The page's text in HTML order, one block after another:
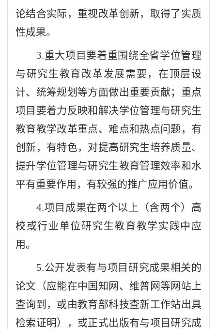
论结合实际，重视改革创新，取得了实质
性成果。
3.重大项目要着重围绕全省学位管理
与研究生教育改革发展需要，在顶层设
计、统筹规划等方面做出重要贡献；重点
项目要着力反映和解决学位管理与研究生
教育教学改革重点、难点和热点问题，有
创新，有特色，对提高研究生培养质量、
提升学位管理与研究生教育管理效率和水
平有重要作用，有较强的推广应用价值。
4.项目成果在两个以上（含两个）高
校或行业单位研究生教育教学实践中应
用。
5.公开发表有与项目研究成果相关的
论文（应能在中国知网、维普网等网站上
查询到，或由教育部科技查新工作站出具
检索证明），或正式出版有与项目研究成